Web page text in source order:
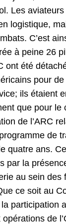
Les
logistique,
C’est
à peine 26
ont été
pour
ils étaient
que pour le
de l’ARC
de
quatre ans.
par la
au sein des
ce soit au
participation
de